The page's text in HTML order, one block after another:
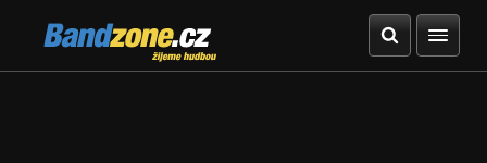
Bandzone.cz
žijeme hudbou